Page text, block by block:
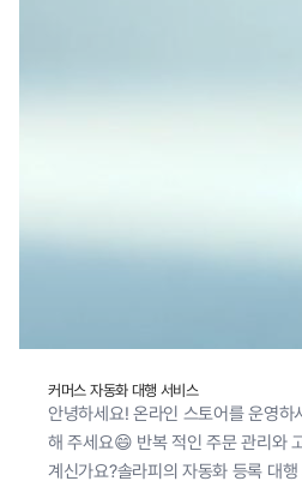
커머스 자동화 대행 서비스
안녕하세요! 온라인 스토어를 운영하
해 주세요😄 반복 적인 주문 관리와
계신가요?솔라피의 자동화 등록 대